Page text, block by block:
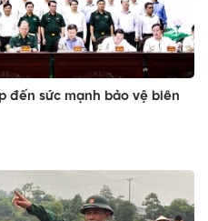
đến sức mạnh bảo vệ biên